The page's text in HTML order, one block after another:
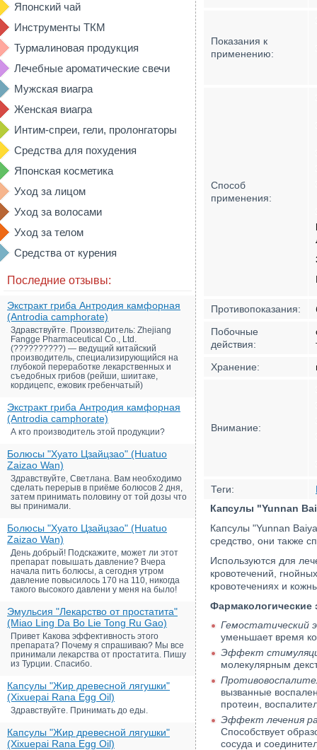
Японский чай
Инструменты ТКМ
Турмалиновая продукция
Лечебные ароматические свечи
Мужская виагра
Женская виагра
Интим-спреи, гели, пролонгаторы
Средства для похудения
Японская косметика
Уход за лицом
Уход за волосами
Уход за телом
Средства от курения
Последние отзывы:
Экстракт гриба Антродия камфорная
(Antrodia camphorate)
Здравствуйте. Производитель: Zhejiang
Fangge Pharmaceutical Co., Ltd.
(??????????) — ведущий китайский
производитель, специализирующийся на
глубокой переработке лекарственных и
съедобных грибов (рейши, шиитаке,
кордицепс, ежовик гребенчатый)
Экстракт гриба Антродия камфорная
(Antrodia camphorate)
А кто производитель этой продукции?
Болюсы "Хуато Цзайцзао" (Huatuo
Zaizao Wan)
Здравствуйте, Светлана. Вам необходимо
сделать перерыв в приёме болюсов 2 дня,
затем принимать половину от той дозы что
вы принимали.
Болюсы "Хуато Цзайцзао" (Huatuo
Zaizao Wan)
День добрый! Подскажите, может ли этот
препарат повышать давление? Вчера
начала пить болюсы, а сегодня утром
давление повысилось 170 на 110, никогда
такого высокого давлени у меня на было!
Эмульсия "Лекарство от простатита"
(Miao Ling Da Bo Lie Tong Ru Gao)
Привет Какова эффективность этого
препарата? Почему я спрашиваю? Мы все
принимали лекарства от простатита. Пишу
из Турции. Спасибо.
Капсулы "Жир древесной лягушки"
(Xixuepai Rana Egg Oil)
Здравствуйте. Принимать до еды.
Капсулы "Жир древесной лягушки"
(Xixuepai Rana Egg Oil)
Показания к
применению:
Способ
применения:
Противопоказания:
Побочные
действия:
Хранение:
Внимание:
Теги:
Капсулы "Yunnan
Капсулы "Yunnan
средство, они также
Используются для
кровотечений,
кровотечениях и
Гемостатический
уменьшает время
Эффект
молекулярным
вызванные
протеин,
Эффект лечения
Способствует
сосуда и